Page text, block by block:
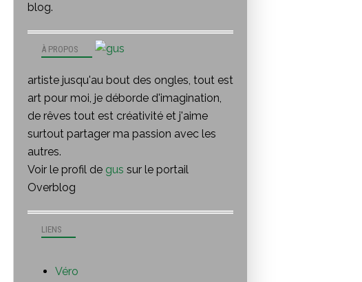
blog.
À PROPOS
artiste jusqu'au bout des ongles, tout est
art pour moi, je déborde d'imagination,
de rêves tout est créativité et j'aime
surtout partager ma passion avec les
autres.
Voir le profil de gus sur le portail
Overblog
LIENS
Véro